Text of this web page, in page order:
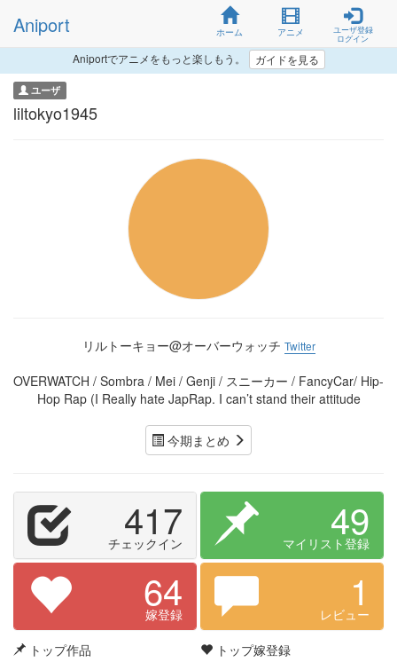
Aniport ホーム アニメ
ユーザ登録
ログイン
Aniportでアニメをもっと楽しもう。 ガイドを見る
ユーザ
liltokyo1945
リルトーキョー@オーバーウォッチ Twitter
OVERWATCH / Sombra / Mei / Genji / スニーカー / FancyCar/ Hip-
Hop Rap (I Really hate JapRap. I can’t stand their attitude
今期まとめ
417
チェックイン 49
マイリスト登録
64
嫁登録 1
レビュー
トップ作品
トップ嫁登録